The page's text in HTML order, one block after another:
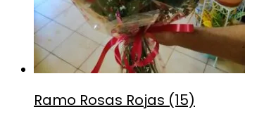
Ramo Rosas Rojas (15)